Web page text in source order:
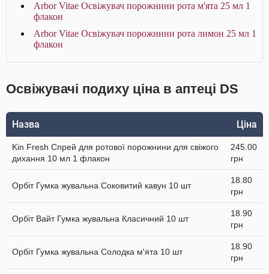
Arbor Vitae Освіжувач порожнини рота м'ята 25 мл 1
флакон
Arbor Vitae Освіжувач порожнини рота лимон 25 мл 1
флакон
Освіжувачі подиху ціна в аптеці DS
Назва Ціна
Kin Fresh Спрей для ротової порожнини для свіжого
дихання 10 мл 1 флакон
245.00
грн
Орбіт Гумка жувальна Соковитий кавун 10 шт
18.80
грн
Орбіт Вайт Гумка жувальна Класичний 10 шт
18.90
грн
Орбіт Гумка жувальна Солодка м'ята 10 шт
18.90
грн